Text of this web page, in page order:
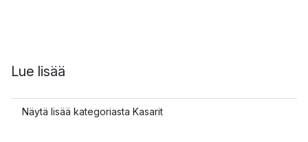
Lue lisää
Näytä lisää kategoriasta Kasarit